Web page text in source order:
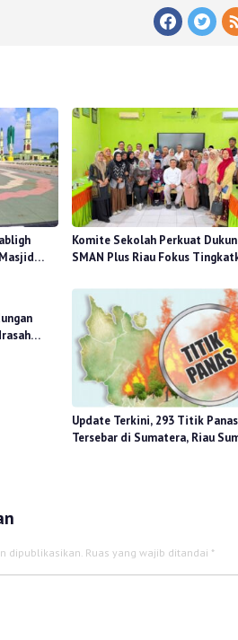
Komite Sekolah Perkuat
SMAN Plus Riau Fokus
Update Terkini, 293 Titik Panas
Tersebar di Sumatera, Riau
dipublikasikan. Ruas yang wajib ditandai *